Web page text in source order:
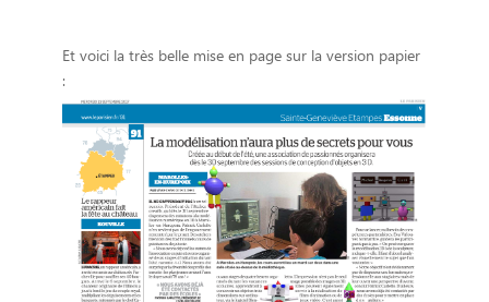
Et voici la très belle mise en page sur la version papier
: